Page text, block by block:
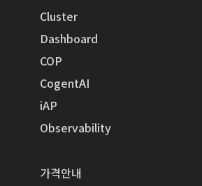
Cluster
Dashboard
COP
CogentAI
iAP
Observability
가격안내